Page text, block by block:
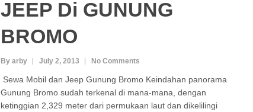
JEEP Di GUNUNG
BROMO
By arby July 2, 2013 No Comments
Sewa Mobil dan Jeep Gunung Bromo Keindahan panorama
Gunung Bromo sudah terkenal di mana-mana, dengan
ketinggian 2,329 meter dari permukaan laut dan dikelilingi